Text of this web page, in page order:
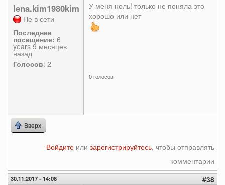
lena.kim1980kim
Не в сети
Последнее
посещение: 6
years 9 месяцев
назад
Голосов: 2
У меня ноль! только не поняла это
хорошо или нет
0 голосов
Вверх
Войдите или зарегистрируйтесь, чтобы отправлять
комментарии
30.11.2017 - 14:08 #38